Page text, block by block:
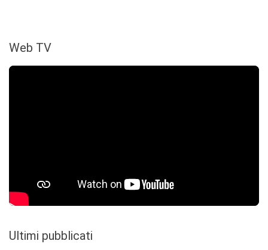
Web TV
Ultimi pubblicati